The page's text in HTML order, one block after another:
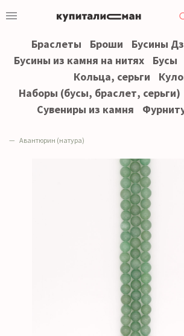
Браслеты Броши
Бусины
Бусины из камня на нитях
Бусы
Кольца, серьги
Наборы (бусы, браслет, серьги)
Сувениры из камня
Авантюрин (натура)